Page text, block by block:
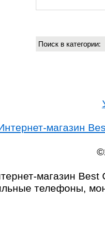
Поиск в
магазин
магазин Best
телефоны,